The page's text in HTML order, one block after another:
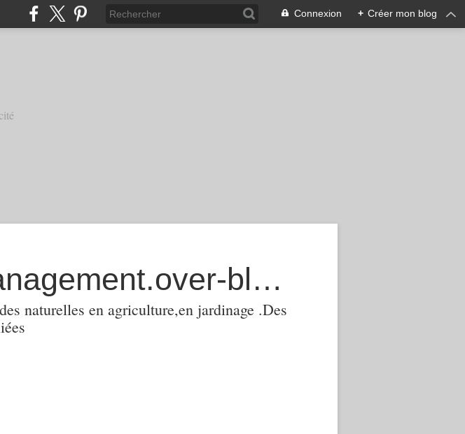
Connexion + Créer mon blog
agroecologie-phytomanagement.over-blog.com
naturelles en agriculture,en jardinage .Des